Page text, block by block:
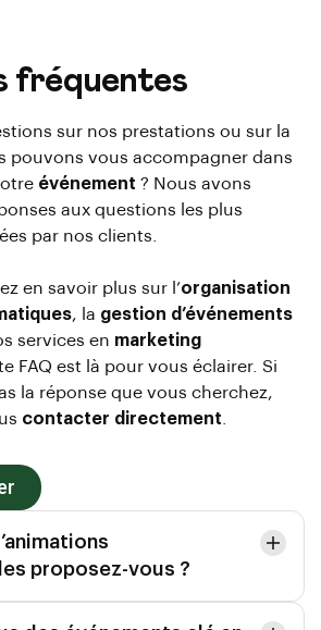
fréquentes
sur nos prestations ou sur la
pouvons vous accompagner dans
événement ? Nous avons
aux questions les plus
par nos clients.
en savoir plus sur l’organisation
, la gestion d’événements
services en marketing
FAQ est là pour vous éclairer. Si
la réponse que vous cherchez,
contacter directement.
proposez-vous ?